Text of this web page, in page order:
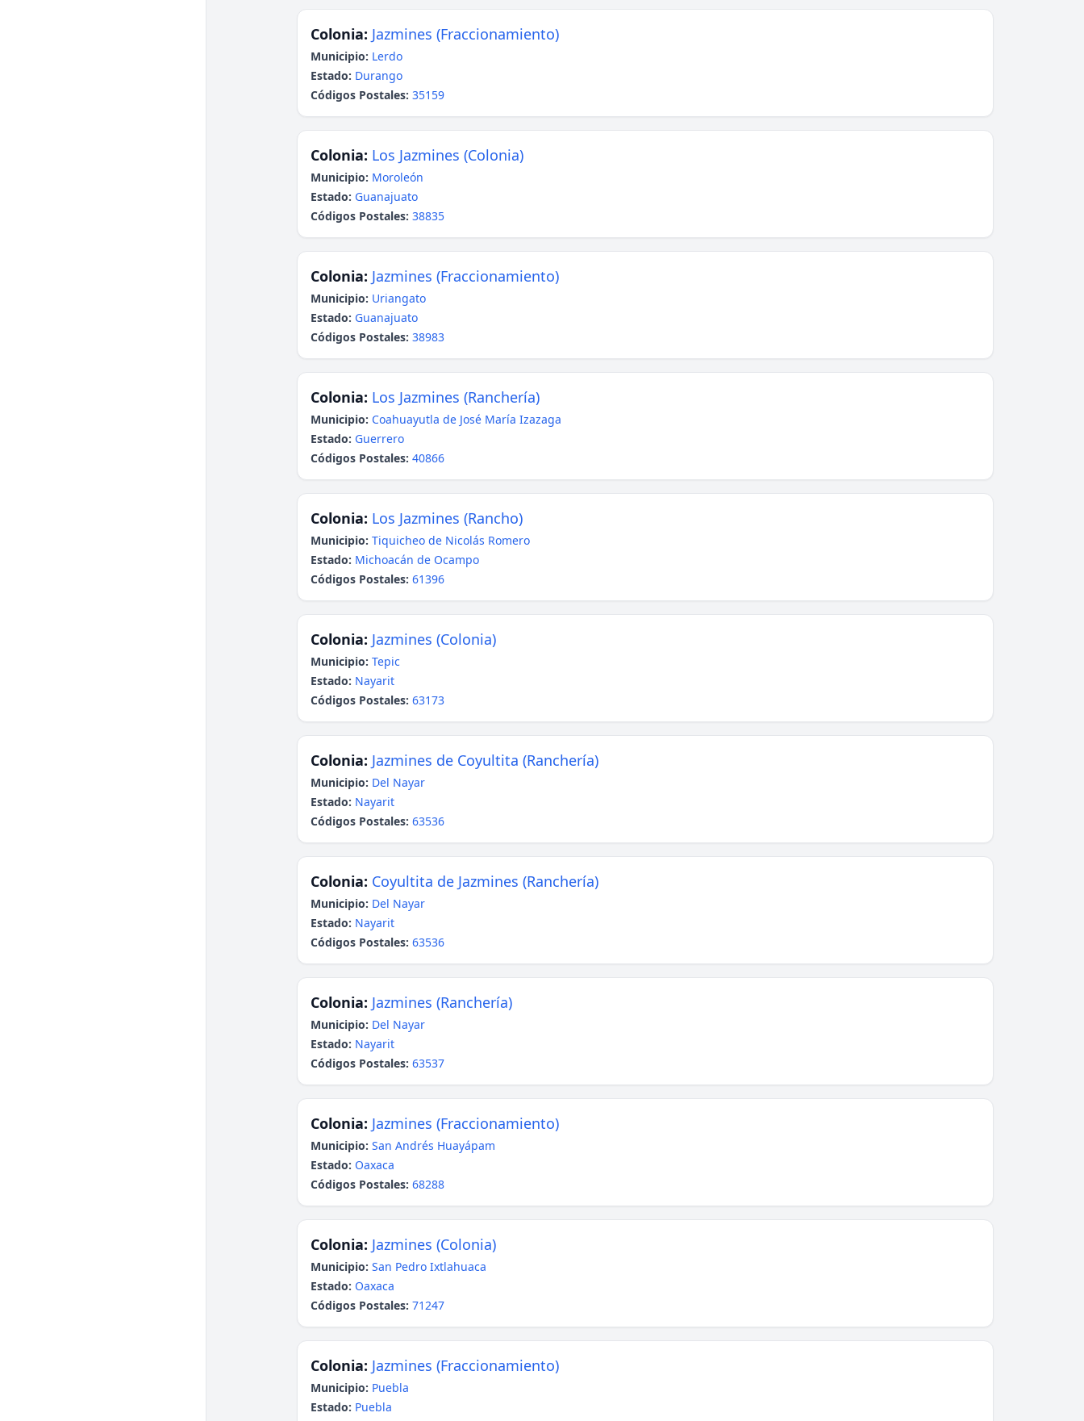
Colonia: Jazmines (Fraccionamiento)
Municipio: Lerdo
Estado: Durango
Códigos Postales: 35159
Colonia: Los Jazmines (Colonia)
Municipio: Moroleón
Estado: Guanajuato
Códigos Postales: 38835
Colonia: Jazmines (Fraccionamiento)
Municipio: Uriangato
Estado: Guanajuato
Códigos Postales: 38983
Colonia: Los Jazmines (Ranchería)
Municipio: Coahuayutla de José María Izazaga
Estado: Guerrero
Códigos Postales: 40866
Colonia: Los Jazmines (Rancho)
Municipio: Tiquicheo de Nicolás Romero
Estado: Michoacán de Ocampo
Códigos Postales: 61396
Colonia: Jazmines (Colonia)
Municipio: Tepic
Estado: Nayarit
Códigos Postales: 63173
Colonia: Jazmines de Coyultita (Ranchería)
Municipio: Del Nayar
Estado: Nayarit
Códigos Postales: 63536
Colonia: Coyultita de Jazmines (Ranchería)
Municipio: Del Nayar
Estado: Nayarit
Códigos Postales: 63536
Colonia: Jazmines (Ranchería)
Municipio: Del Nayar
Estado: Nayarit
Códigos Postales: 63537
Colonia: Jazmines (Fraccionamiento)
Municipio: San Andrés Huayápam
Estado: Oaxaca
Códigos Postales: 68288
Colonia: Jazmines (Colonia)
Municipio: San Pedro Ixtlahuaca
Estado: Oaxaca
Códigos Postales: 71247
Colonia: Jazmines (Fraccionamiento)
Municipio: Puebla
Estado: Puebla